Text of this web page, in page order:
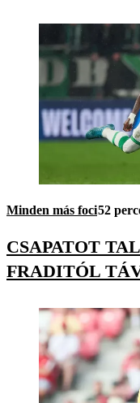
Minden más foci52
CSAPATOT
FRADITÓL